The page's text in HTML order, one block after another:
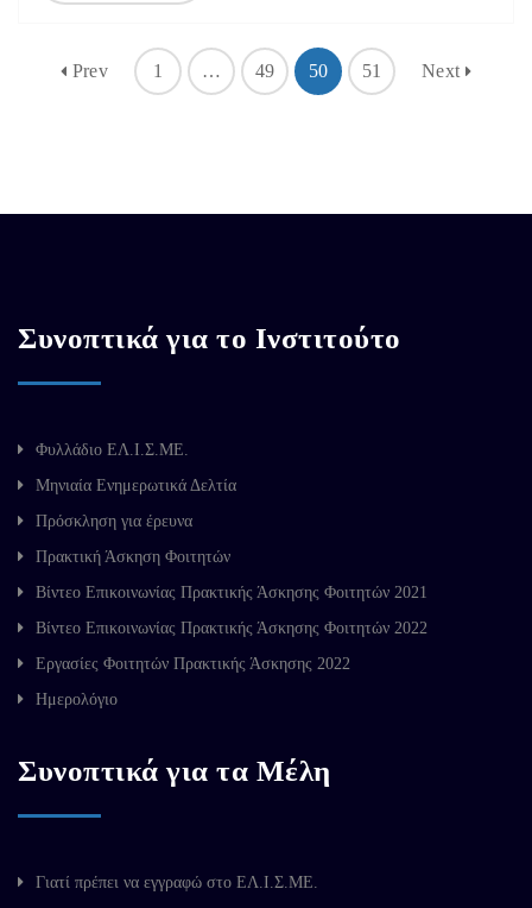
Prev 1 … 49 50 51 Next
Συνοπτικά για το Ινστιτούτο
Φυλλάδιο ΕΛ.Ι.Σ.ΜΕ.
Μηνιαία Ενημερωτικά Δελτία
Πρόσκληση για έρευνα
Πρακτική Άσκηση Φοιτητών
Βίντεο Επικοινωνίας Πρακτικής Άσκησης Φοιτητών 2021
Βίντεο Επικοινωνίας Πρακτικής Άσκησης Φοιτητών 2022
Εργασίες Φοιτητών Πρακτικής Άσκησης 2022
Ημερολόγιο
Συνοπτικά για τα Μέλη
Γιατί πρέπει να εγγραφώ στο ΕΛ.Ι.Σ.ΜΕ.